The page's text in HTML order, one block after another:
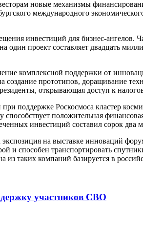
новые механизмы
международного
инвестиций для бизнес-ангелов.
проект составляет двадцать
комплексной поддержки от
прототипов, доращивание
открывающая доступ к
поддержке Роскосмоса кластер
способствует положительная
инвестиций составил сорок два
на выставке инноваций
и способен транспортировать
таких компаний базируется в
участников СВО